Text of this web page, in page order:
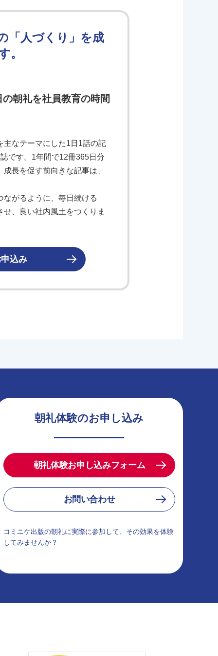
「人づくり」を成
。
朝礼を社員教育の時間
主なテーマにした1日1話の記
です。1年間で12冊365日分
長を促す前向きな記事は、
がるように、毎日続ける
、良い社内風土をつくりま
込み
朝礼体験のお申し込み
朝礼体験お申し込みフォーム
お問い合わせ
コミニケ出版の朝礼に実際に参加して、その効果を体験
してみませんか？